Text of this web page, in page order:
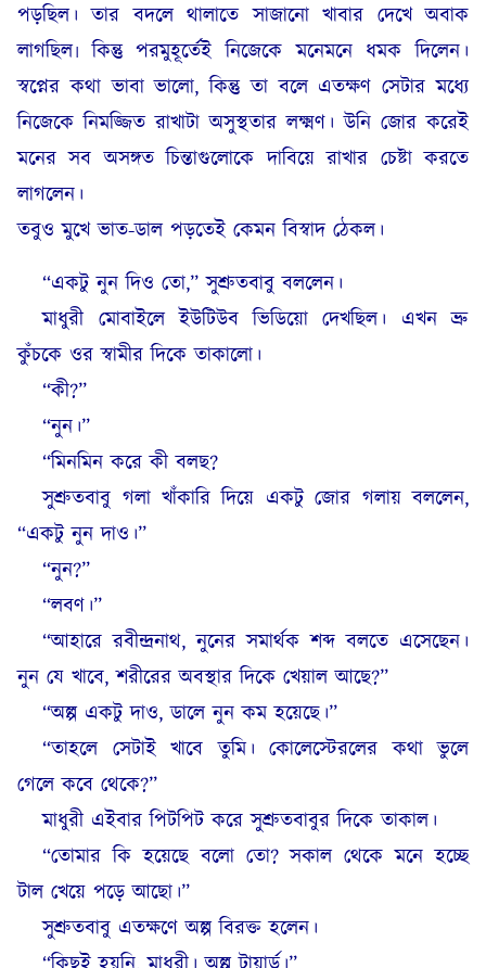
পড়ছিল। তার বদলে থালাতে সাজানো খাবার দেখে অবাক
লাগছিল৷ কিন্তু পরমুহূর্তেই নিজেকে মনেমনে ধমক দিলেন।
স্বপ্নের কথা ভাবা ভালো, কিন্তু তা বলে এতক্ষণ সেটার মধ্যে
নিজেকে নিমজ্জিত রাখাটা অসুস্থতার লক্ষ্মণ। উনি জোর করেই
মনের সব অসঙ্গত চিন্তাগুলোকে দাবিয়ে রাখার চেষ্টা করতে
লাগলেন।
তবুও মুখে ভাত-ডাল পড়তেই কেমন বিস্বাদ ঠেকল।
“একটু নুন দিও তো,” সুশ্রুতবাবু বললেন।
মাধুরী মোবাইলে ইউটিউব ভিডিয়ো দেখছিল। এখন ভ্রু
কুঁচকে ওর স্বামীর দিকে তাকালো।
“কী?”
“নুন।”
“মিনমিন করে কী বলছ?
সুশ্রুতবাবু গলা খাঁকারি দিয়ে একটু জোর গলায় বললেন,
“একটু নুন দাও।”
“নুন?”
“লবণ।”
“আহারে রবীন্দ্রনাথ, নুনের সমার্থক শব্দ বলতে এসেছেন।
নুন যে খাবে, শরীরের অবস্থার দিকে খেয়াল আছে?”
“অল্প একটু দাও, ডালে নুন কম হয়েছে।”
“তাহলে সেটাই খাবে তুমি। কোলেস্টেরলের কথা ভুলে
গেলে কবে থেকে?”
মাধুরী এইবার পিটপিট করে সুশ্রুতবাবুর দিকে তাকাল।
“তোমার কি হয়েছে বলো তো? সকাল থেকে মনে হচ্ছে
টাল খেয়ে পড়ে আছো।”
সুশ্রুতবাবু এতক্ষণে অল্প বিরক্ত হলেন।